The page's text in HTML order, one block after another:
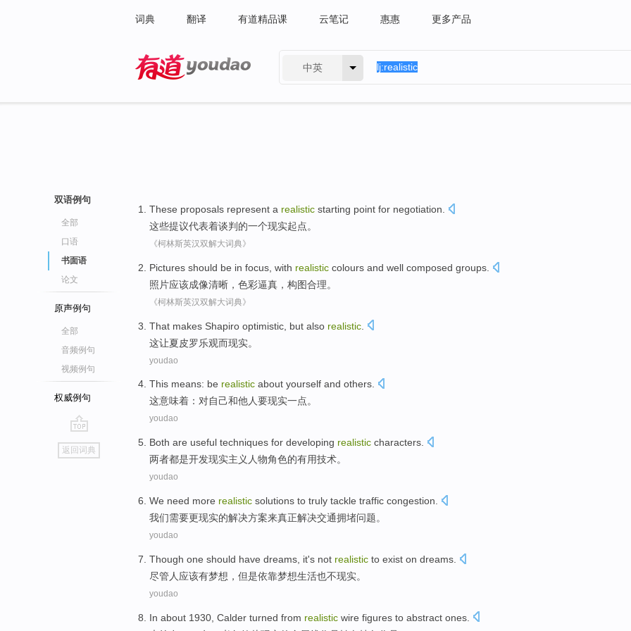
词典 翻译 有道精品课 云笔记 惠惠 更多产品
中英
双语例句
全部
口语
书面语
论文
原声例句
全部
音频例句
视频例句
权威例句
go
top
返回词典
These proposals represent a realistic starting point for negotiation
这些提议代表着谈判 的一个现实起点。
《柯林斯英汉双解大词典》
Pictures should be in focus with realistic colours and well composed groups.
照片应该成像清晰 ， 色彩逼真 ，构图合理。
《柯林斯英汉双解大词典》
That makes Shapiro optimistic but also realistic
这让夏皮罗乐观而现实。
youdao
This means: be realistic about yourself and others.
这意味着 ： 对自己和他人要现实一点。
youdao
Both are useful techniques for developing realistic characters
两者都是开发现实主义 人物角色的有用技术。
youdao
We need more realistic solutions to truly tackle traffic congestion
我们需要更现实的解决方案来真正解决交通拥堵问题。
youdao
Though one should have dreams , it's not realistic to exist on dreams.
尽管 人 应该有梦想 ，但是依靠梦想生活也不现实。
youdao
In about 1930, Calder turned from realistic wire figures to abstract ones.